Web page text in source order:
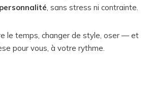
, sans stress ni contrainte.
le temps, changer de style, oser — et
pour vous, à votre rythme.